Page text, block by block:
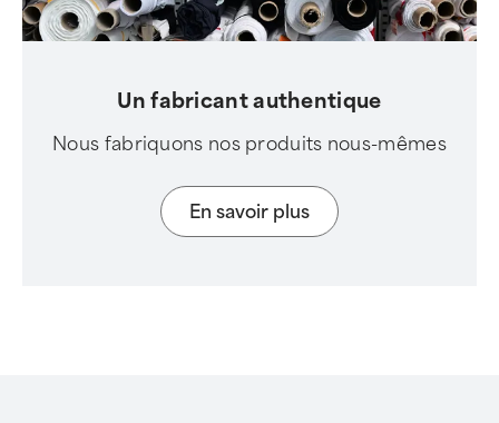
Un fabricant authentique
Nous fabriquons nos produits nous-mêmes
En savoir plus